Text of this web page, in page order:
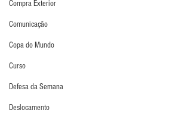
Compra Exterior
Comunicação
Copa do Mundo
Curso
Defesa da Semana
Deslocamento